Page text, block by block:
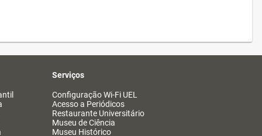
Serviços
Configuração Wi-Fi UEL
Acesso a Periódicos
Restaurante Universitário
Museu de Ciência
Museu Histórico